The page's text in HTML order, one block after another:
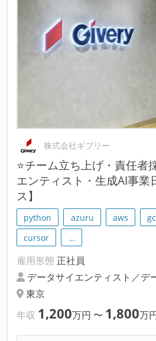
株式会社ギブリー
⭐チーム立ち上げ・責任者
エンティスト・生成AI事業
ス】
python azuru aws
cursor
…
雇用形態 正社員
データサイエンティスト／デ
東京
年収 1,200万円 〜 1,800万